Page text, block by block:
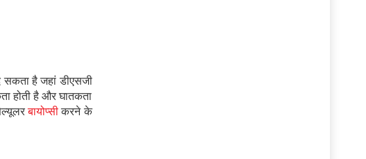
सकता है जहां डीएसजी
होती है और घातकता
बायोप्सीकरने के